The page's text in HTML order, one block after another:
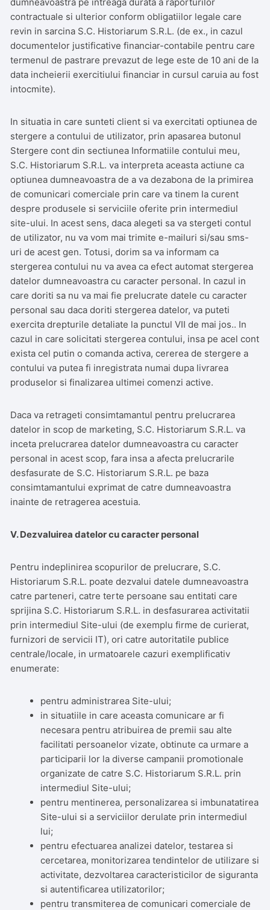
contractuale si ulterior conform obligatiilor legale care
revin in sarcina S.C. Historiarum S.R.L. (de ex., in cazul
documentelor justificative financiar-contabile pentru care
termenul de pastrare prevazut de lege este de 10 ani de la
data incheierii exercitiului financiar in cursul caruia au fost
intocmite).
In situatia in care sunteti client si va exercitati optiunea de
stergere a contului de utilizator, prin apasarea butonul
Stergere cont din sectiunea Informatiile contului meu,
S.C. Historiarum S.R.L. va interpreta aceasta actiune ca
optiunea dumneavoastra de a va dezabona de la primirea
de comunicari comerciale prin care va tinem la curent
despre produsele si serviciile oferite prin intermediul
site-ului. In acest sens, daca alegeti sa va stergeti contul
de utilizator, nu va vom mai trimite e-mailuri si/sau sms-
uri de acest gen. Totusi, dorim sa va informam ca
stergerea contului nu va avea ca efect automat stergerea
datelor dumneavoastra cu caracter personal. In cazul in
care doriti sa nu va mai fie prelucrate datele cu caracter
personal sau daca doriti stergerea datelor, va puteti
exercita drepturile detaliate la punctul VII de mai jos.. In
cazul in care solicitati stergerea contului, insa pe acel cont
exista cel putin o comanda activa, cererea de stergere a
contului va putea fi inregistrata numai dupa livrarea
produselor si finalizarea ultimei comenzi active.
Daca va retrageti consimtamantul pentru prelucrarea
datelor in scop de marketing, S.C. Historiarum S.R.L. va
inceta prelucrarea datelor dumneavoastra cu caracter
personal in acest scop, fara insa a afecta prelucrarile
desfasurate de S.C. Historiarum S.R.L. pe baza
consimtamantului exprimat de catre dumneavoastra
inainte de retragerea acestuia.
V. Dezvaluirea datelor cu caracter personal
Pentru indeplinirea scopurilor de prelucrare, S.C.
Historiarum S.R.L. poate dezvalui datele dumneavoastra
catre parteneri, catre terte persoane sau entitati care
sprijina S.C. Historiarum S.R.L. in desfasurarea activitatii
prin intermediul Site-ului (de exemplu firme de curierat,
furnizori de servicii IT), ori catre autoritatile publice
centrale/locale, in urmatoarele cazuri exemplificativ
enumerate:
pentru administrarea Site-ului;
in situatiile in care aceasta comunicare ar fi
necesara pentru atribuirea de premii sau alte
facilitati persoanelor vizate, obtinute ca urmare a
participarii lor la diverse campanii promotionale
organizate de catre S.C. Historiarum S.R.L. prin
intermediul Site-ului;
pentru mentinerea, personalizarea si imbunatatirea
Site-ului si a serviciilor derulate prin intermediul
lui;
pentru efectuarea analizei datelor, testarea si
cercetarea, monitorizarea tendintelor de utilizare si
activitate, dezvoltarea caracteristicilor de siguranta
si autentificarea utilizatorilor;
pentru transmiterea de comunicari comerciale de